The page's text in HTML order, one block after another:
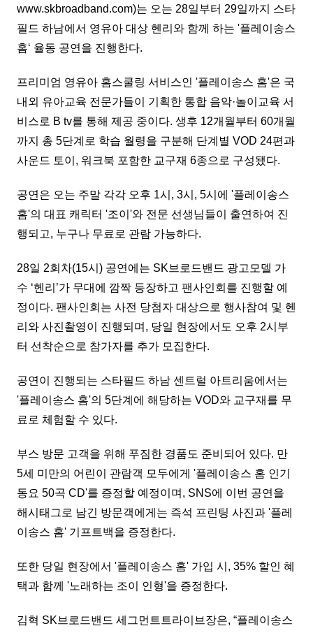
www.skbroadband.com)는 오는 28일부터 29일까지 스타
필드 하남에서 영유아 대상 헨리와 함께 하는 '플레이송스
홈‘ 율동 공연을 진행한다.
프리미엄 영유아 홈스쿨링 서비스인 '플레이송스 홈'은 국
내외 유아교육 전문가들이 기획한 통합 음악·놀이교육 서
비스로 B tv를 통해 제공 중이다. 생후 12개월부터 60개월
까지 총 5단계로 학습 월령을 구분해 단계별 VOD 24편과
사운드 토이, 워크북 포함한 교구재 6종으로 구성됐다.
공연은 오는 주말 각각 오후 1시, 3시, 5시에 '플레이송스
홈'의 대표 캐릭터 '조이'와 전문 선생님들이 출연하여 진
행되고, 누구나 무료로 관람 가능하다.
28일 2회차(15시) 공연에는 SK브로드밴드 광고모델 가
수 ‘헨리’가 무대에 깜짝 등장하고 팬사인회를 진행할 예
정이다. 팬사인회는 사전 당첨자 대상으로 행사참여 및 헨
리와 사진촬영이 진행되며, 당일 현장에서도 오후 2시부
터 선착순으로 참가자를 추가 모집한다.
공연이 진행되는 스타필드 하남 센트럴 아트리움에서는
'플레이송스 홈'의 5단계에 해당하는 VOD와 교구재를 무
료로 체험할 수 있다.
부스 방문 고객을 위해 푸짐한 경품도 준비되어 있다. 만
5세 미만의 어린이 관람객 모두에게 '플레이송스 홈 인기
동요 50곡 CD'를 증정할 예정이며, SNS에 이번 공연을
해시태그로 남긴 방문객에게는 즉석 프린팅 사진과 '플레
이송스 홈' 기프트백을 증정한다.
또한 당일 현장에서 '플레이송스 홈' 가입 시, 35% 할인 혜
택과 함께 '노래하는 조이 인형'을 증정한다.
김혁 SK브로드밴드 세그먼트트라이브장은, “플레이송스